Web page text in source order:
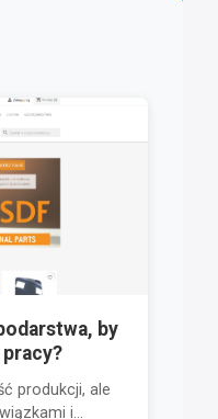
by
produkcji, ale
i...